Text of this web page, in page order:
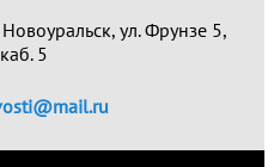
ул. Фрунзе 5,
каб. 5